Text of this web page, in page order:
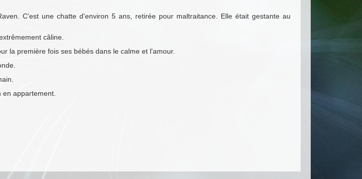
C'est une chatte d'environ 5 ans, retirée pour maltraitance. Elle était gestante au
câline.
la première fois ses bébés dans le calme et l'amour.
appartement.